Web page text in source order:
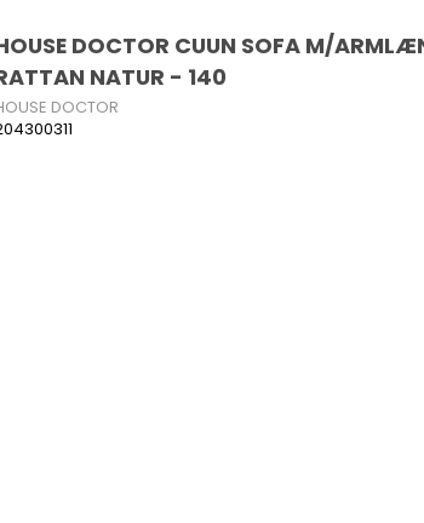
DOCTOR CUUN SOFA M/
NATUR - 140
DOCTOR